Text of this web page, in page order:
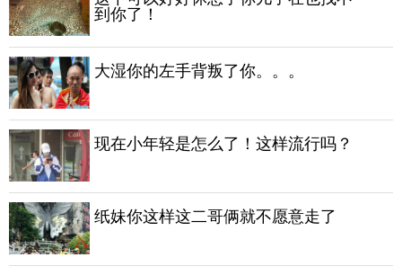
到你了！
大湿你的左手背叛了你。。。
现在小年轻是怎么了！这样流行吗？
纸妹你这样这二哥俩就不愿意走了